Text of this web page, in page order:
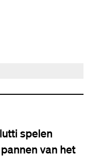
spelen
van het